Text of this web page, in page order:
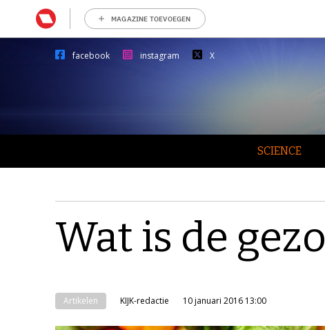
MAGAZINE TOEVOEGEN
facebook instagram X
SCIENCE
Wat is de
Artikelen KIJK-redactie 10 januari 2016 13:00